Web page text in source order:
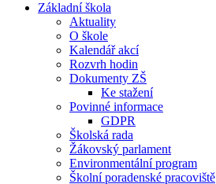
Základní škola
Aktuality
O škole
Kalendář akcí
Rozvrh hodin
Dokumenty ZŠ
Ke stažení
Povinné informace
GDPR
Školská rada
Žákovský parlament
Environmentální program
Školní poradenské pracoviště